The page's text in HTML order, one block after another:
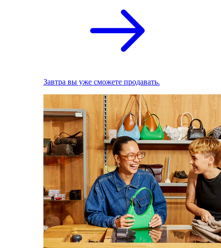
Завтра вы уже сможете продавать.